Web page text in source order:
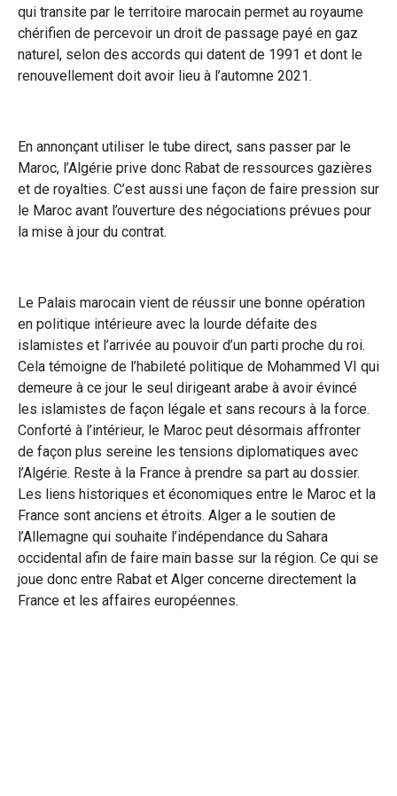
qui transite par le territoire marocain permet au royaume
chérifien de percevoir un droit de passage payé en gaz
naturel, selon des accords qui datent de 1991 et dont le
renouvellement doit avoir lieu à l’automne 2021.
En annonçant utiliser le tube direct, sans passer par le
Maroc, l’Algérie prive donc Rabat de ressources gazières
et de royalties. C’est aussi une façon de faire pression sur
le Maroc avant l’ouverture des négociations prévues pour
la mise à jour du contrat.
Le Palais marocain vient de réussir une bonne opération
en politique intérieure avec la lourde défaite des
islamistes et l’arrivée au pouvoir d’un parti proche du roi.
Cela témoigne de l’habileté politique de Mohammed VI qui
demeure à ce jour le seul dirigeant arabe à avoir évincé
les islamistes de façon légale et sans recours à la force.
Conforté à l’intérieur, le Maroc peut désormais affronter
de façon plus sereine les tensions diplomatiques avec
l’Algérie. Reste à la France à prendre sa part au dossier.
Les liens historiques et économiques entre le Maroc et la
France sont anciens et étroits. Alger a le soutien de
l’Allemagne qui souhaite l’indépendance du Sahara
occidental afin de faire main basse sur la région. Ce qui se
joue donc entre Rabat et Alger concerne directement la
France et les affaires européennes.